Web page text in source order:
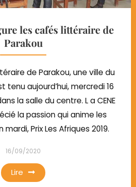
les cafés littéraire de
Parakou
de Parakou, une ville du
tenu aujourd’hui, mercredi 16
la salle du centre. L a CENE
la passion qui anime les
Prix Les Afriques 2019.
16/09/2020
Lire